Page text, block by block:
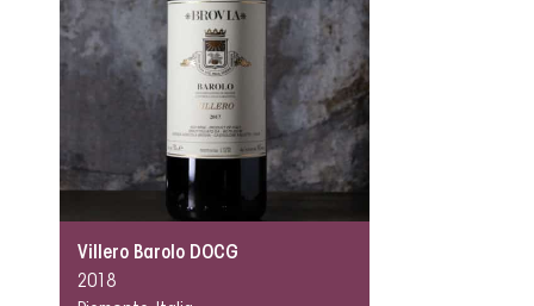
Villero Barolo DOCG
2018